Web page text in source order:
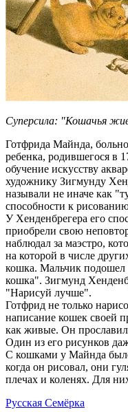
Суперсила: "Кошачья
Готфрида Майнда,
ребенка, родившегося в
обучение искусству
художнику Зигмунду
называли не иначе как
способности к
У Хенденбрегера его
приобрели свою
наблюдал за маэстро,
на которой в числе
кошка. Мальчик подошел
кошка". Зигмунд
"Нарисуй лучше".
Готфрид не только
написание кошек своей
как живые. Он
Один из его рисунков
С кошками у Майнда
когда он рисовал, они
плечах и коленях. Для
Русская Семёрка